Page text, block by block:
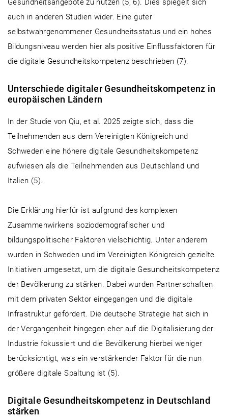
Gesundheitsangebote zu nutzen (5, 6). Dies spiegelt sich
auch in anderen Studien wider. Eine guter
selbstwahrgenommener Gesundheitsstatus und ein hohes
Bildungsniveau werden hier als positive Einflussfaktoren für
die digitale Gesundheitskompetenz beschrieben (7).
Unterschiede digitaler Gesundheitskompetenz in
europäischen Ländern
In der Studie von Qiu, et al. 2025 zeigte sich, dass die
Teilnehmenden aus dem Vereinigten Königreich und
Schweden eine höhere digitale Gesundheitskompetenz
aufwiesen als die Teilnehmenden aus Deutschland und
Italien (5).
Die Erklärung hierfür ist aufgrund des komplexen
Zusammenwirkens soziodemografischer und
bildungspolitischer Faktoren vielschichtig. Unter anderem
wurden in Schweden und im Vereinigten Königreich gezielte
Initiativen umgesetzt, um die digitale Gesundheitskompetenz
der Bevölkerung zu stärken. Dabei wurden Partnerschaften
mit dem privaten Sektor eingegangen und die digitale
Infrastruktur gefördert. Die deutsche Strategie hat sich in
der Vergangenheit hingegen eher auf die Digitalisierung der
Industrie fokussiert und die Bevölkerung hierbei weniger
berücksichtigt, was ein verstärkender Faktor für die nun
größere digitale Spaltung ist (5).
Digitale Gesundheitskompetenz in Deutschland
stärken